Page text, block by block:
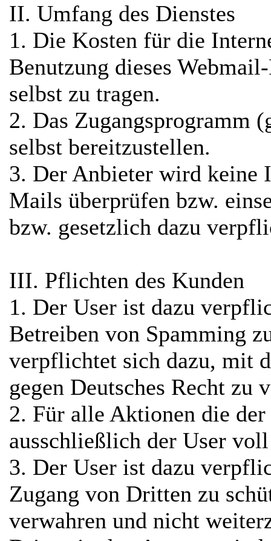
II. Umfang des Dienstes
1. Die Kosten für die
Benutzung dieses
selbst zu tragen.
2. Das Zugangsprogramm
selbst bereitzustellen.
3. Der Anbieter wird keine
Mails überprüfen bzw.
bzw. gesetzlich dazu
III. Pflichten des Kunden
1. Der User ist dazu
Betreiben von Spamming
verpflichtet sich dazu, mit
gegen Deutsches Recht zu
2. Für alle Aktionen die
ausschließlich der User
3. Der User ist dazu
Zugang von Dritten zu
verwahren und nicht